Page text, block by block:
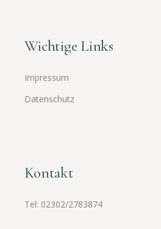
Wichtige Links
Impressum
Datenschutz
Kontakt
Tel: 02302/2783874